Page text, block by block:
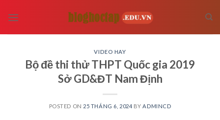
VIDEO HAY
Bộ đề thi thử THPT Quốc gia 2019
Sở GD&ĐT Nam Định
POSTED ON 25 THÁNG 6, 2024 BY ADMINCD